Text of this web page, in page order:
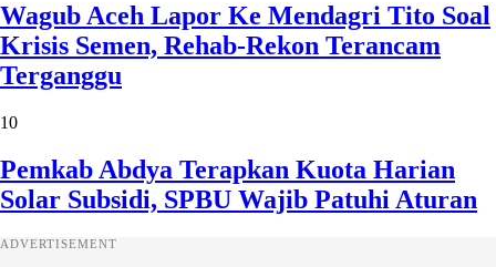
Wagub Aceh Lapor Ke Mendagri Tito Soal
Krisis Semen, Rehab-Rekon Terancam
Terganggu
10
Pemkab Abdya Terapkan Kuota Harian
Solar Subsidi, SPBU Wajib Patuhi Aturan
ADVERTISEMENT